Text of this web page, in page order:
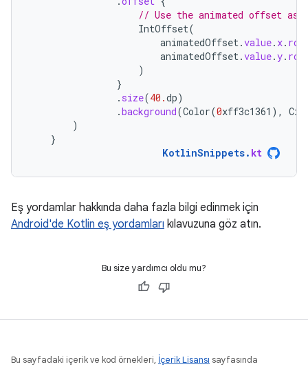
// Use the animated offset
IntOffset(
animatedOffset.value. x.
animatedOffset.value.y.
)
}
. size(40.dp)
.background(Color(0xff3c1361 ),
)
}
KotlinSnippets. kt
Eş yordamlar hakkında daha fazla bilgi edinmek için
Android'de Kotlin eş yordamları kılavuzuna göz atın.
Bu size yardımcı oldu mu?
Bu sayfadaki içerik ve kod örnekleri, İçerik Lisansı sayfasında